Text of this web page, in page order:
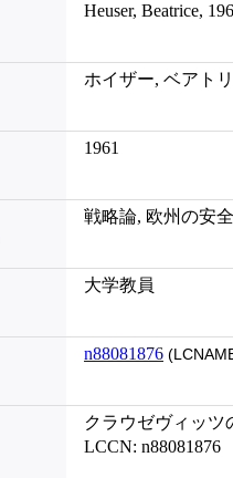
Heuser, Beatrice,
ホイザー, ベアト
1961
戦略論, 欧州の安
大学教員
n88081876
クラウゼヴィッツ
LCCN: n88081876